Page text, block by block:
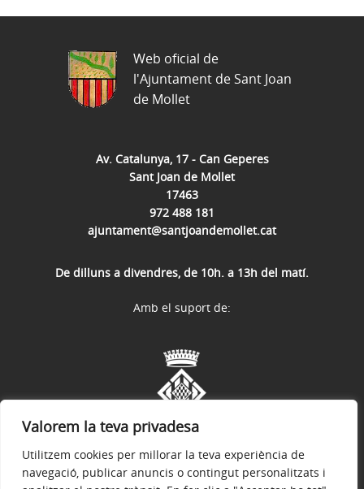
Valorem la teva privadesa
Utilitzem cookies per millorar la teva experiència de
navegació, publicar anuncis o contingut personalitzats i
Av. Catalunya, 17 - Can Geperes
Sant Joan de Mollet
17463
972 488 181
ajuntament@santjoandemollet.cat
De dilluns a divendres, de 10h. a 13h del matí.
Web oficial de
l'Ajuntament de Sant Joan
de Mollet
Amb el suport de: